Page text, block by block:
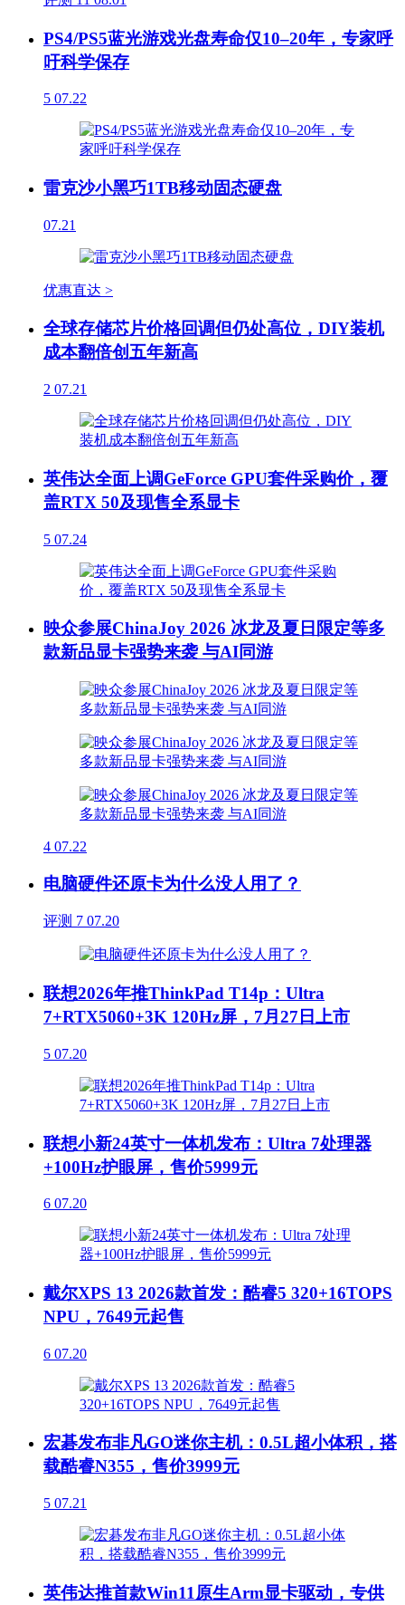
PS4/PS5蓝光游戏光盘寿命仅10–20年，专家呼
吁科学保存
5 07.22
雷克沙小黑巧1TB移动固态硬盘
07.21
优惠直达 >
全球存储芯片价格回调但仍处高位，DIY装机
成本翻倍创五年新高
2 07.21
英伟达全面上调GeForce GPU套件采购价，覆
盖RTX 50及现售全系显卡
5 07.24
映众参展ChinaJoy 2026 冰龙及夏日限定等多
款新品显卡强势来袭 与AI同游
4 07.22
电脑硬件还原卡为什么没人用了？
评测 7 07.20
联想2026年推ThinkPad T14p：Ultra
7+RTX5060+3K 120Hz屏，7月27日上市
5 07.20
联想小新24英寸一体机发布：Ultra 7处理器
+100Hz护眼屏，售价5999元
6 07.20
戴尔XPS 13 2026款首发：酷睿5 320+16TOPS
NPU，7649元起售
6 07.20
宏碁发布非凡GO迷你主机：0.5L超小体积，搭
载酷睿N355，售价3999元
5 07.21
英伟达推首款Win11原生Arm显卡驱动，专供